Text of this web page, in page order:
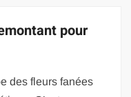
pour
des fleurs fanées